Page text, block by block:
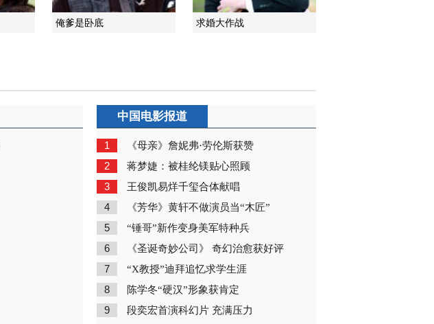
2011-12-23 15:01:12
《雪狼》 第17集
《雪狼》 第18集
俺爹是卧底 求婚大作战
中国电影报道
1 《母亲》詹妮弗·劳伦斯获赞
2 蒋梦婕：被桂纶镁贴心照顾
3 王俊凯易烊千玺合体献唱
4 《芳华》黄轩不做演员当“木匠”
5 “锤哥”新作变身美军特种兵
6 《圣诞奇妙公司》 奇幻治愈获好评
7 “X教授”迪拜追忆求学生涯
8 陈学冬“硬汉”形象获肯定
9 段奕宏首演科幻片 充满压力